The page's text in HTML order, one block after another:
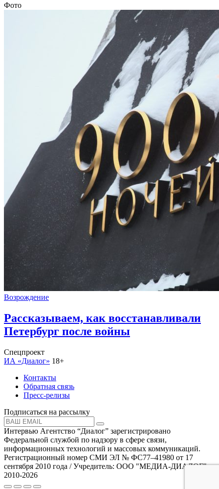
Фото
Возрождение
Рассказываем, как восстанавливали
Петербург после войны
Спецпроект
ИА «Диалог» 18+
Контакты
Обратная связь
Пресс-релизы
Подписаться на рассылку
Интервью Агентство “Диалог” зарегистрировано
Федеральной службой по надзору в сфере связи,
информационных технологий и массовых коммуникаций.
Регистрационный номер СМИ ЭЛ № ФС77–41980 от 17
сентября 2010 года / Учредитель: ООО "МЕДИА-ДИАЛОГ"
2010-2026